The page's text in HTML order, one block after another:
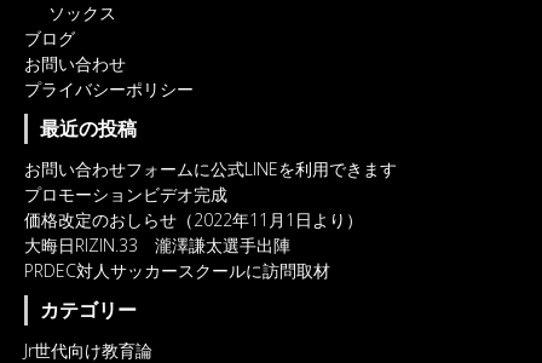
ソックス
ブログ
お問い合わせ
プライバシーポリシー
最近の投稿
お問い合わせフォームに公式LINEを利用できます
プロモーションビデオ完成
価格改定のおしらせ（2022年11月1日より）
大晦日RIZIN.33 瀧澤謙太選手出陣
PRDEC対人サッカースクールに訪問取材
カテゴリー
Jr世代向け教育論